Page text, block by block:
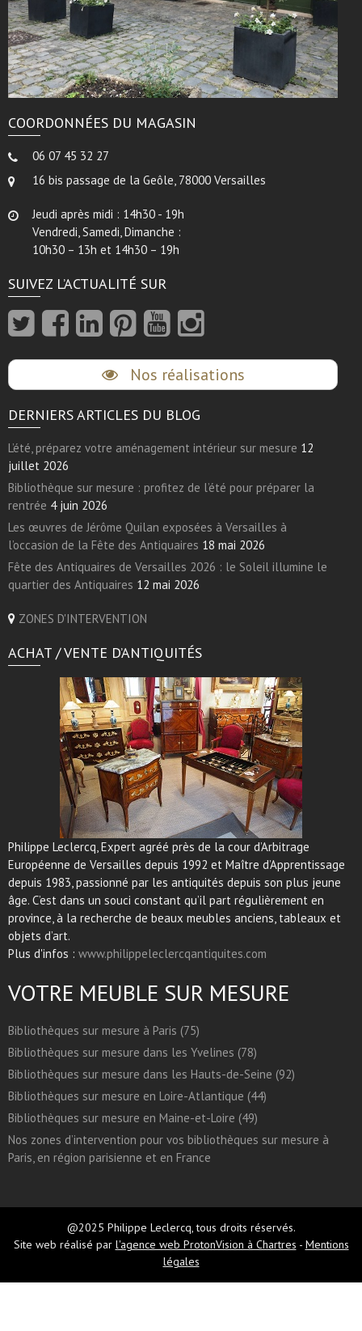
COORDONNÉES DU MAGASIN
06 07 45 32 27
16 bis passage de la Geôle, 78000 Versailles
Jeudi après midi : 14h30 - 19h
Vendredi, Samedi, Dimanche :
10h30 – 13h et 14h30 – 19h
SUIVEZ L’ACTUALITÉ SUR
Nos réalisations
DERNIERS ARTICLES DU BLOG
L’été, préparez votre aménagement intérieur sur mesure 12
juillet 2026
Bibliothèque sur mesure : profitez de l’été pour préparer la
rentrée 4 juin 2026
Les œuvres de Jérôme Quilan exposées à Versailles à
l’occasion de la Fête des Antiquaires 18 mai 2026
Fête des Antiquaires de Versailles 2026 : le Soleil illumine le
quartier des Antiquaires 12 mai 2026
ZONES D'INTERVENTION
ACHAT / VENTE D’ANTIQUITÉS
Philippe Leclercq, Expert agréé près de la cour d’Arbitrage
Européenne de Versailles depuis 1992 et Maître d’Apprentissage
depuis 1983, passionné par les antiquités depuis son plus jeune
âge. C’est dans un souci constant qu’il part régulièrement en
province, à la recherche de beaux meubles anciens, tableaux et
objets d’art.
Plus d'infos : www.philippeleclercqantiquites.com
VOTRE MEUBLE SUR MESURE
Bibliothèques sur mesure à Paris (75)
Bibliothèques sur mesure dans les Yvelines (78)
Bibliothèques sur mesure dans les Hauts-de-Seine (92)
Bibliothèques sur mesure en Loire-Atlantique (44)
Bibliothèques sur mesure en Maine-et-Loire (49)
Nos zones d’intervention pour vos bibliothèques sur mesure à
Paris, en région parisienne et en France
@2025 Philippe Leclercq, tous droits réservés.
Site web réalisé par l'agence web ProtonVision à Chartres - Mentions
légales